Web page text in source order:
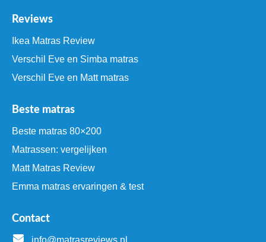
Reviews
Ikea Matras Review
Verschil Eve en Simba matras
Verschil Eve en Matt matras
Beste matras
Beste matras 80×200
Matrassen: vergelijken
Matt Matras Review
Emma matras ervaringen & test
Contact